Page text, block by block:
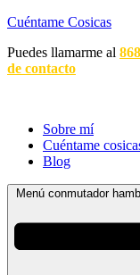
Cuéntame Cosicas
Puedes llamarme al
de contacto
Sobre mí
Cuéntame
Blog
Menú conmutador